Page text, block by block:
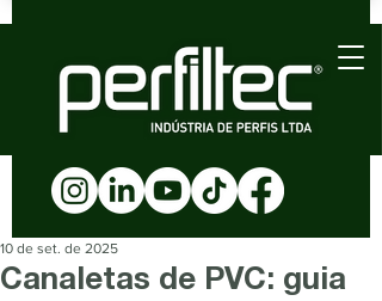
Canaletas de PVC: guia
10 de set. de 2025